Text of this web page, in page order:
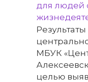
для людей
МБУК
целью